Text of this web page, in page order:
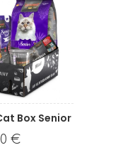
Box Senior
€